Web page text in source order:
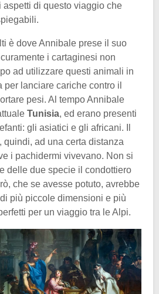
aspetti di questo viaggio che
è dove Annibale prese il suo
i cartaginesi non
ad utilizzare questi animali in
lanciare cariche contro il
pesi. Al tempo Annibale
Tunisia, ed erano presenti
gli asiatici e gli africani. Il
quindi, ad una certa distanza
i pachidermi vivevano. Non si
delle due specie il condottiero
che se avesse potuto, avrebbe
più piccole dimensioni e più
per un viaggio tra le Alpi.